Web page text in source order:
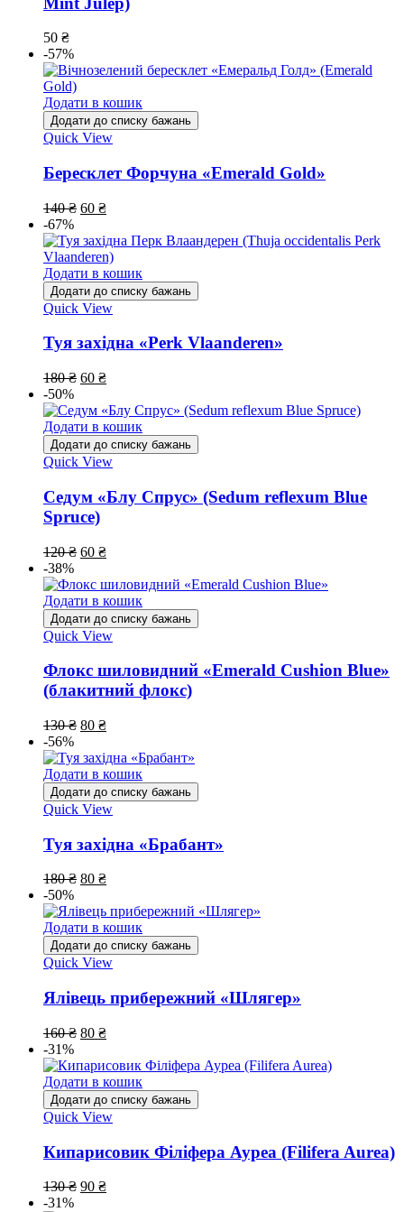
50 ₴
-57%
Додати в кошик
Додати до списку бажань
Quick View
Бересклет Форчуна «Emerald Gold»
140₴ 60 ₴
-67%
Додати в кошик
Додати до списку бажань
Quick View
Туя західна «Perk Vlaanderen»
180₴ 60 ₴
-50%
Додати в кошик
Додати до списку бажань
Quick View
Седум «Блу Спрус» (Sedum reflexum Blue
Spruce)
120₴ 60 ₴
-38%
Додати в кошик
Додати до списку бажань
Quick View
Флокс шиловидний «Emerald Cushion Blue»
(блакитний флокс)
130₴ 80 ₴
-56%
Додати в кошик
Додати до списку бажань
Quick View
Туя західна «Брабант»
180₴ 80 ₴
-50%
Додати в кошик
Додати до списку бажань
Quick View
Ялівець прибережний «Шлягер»
160₴ 80 ₴
-31%
Додати в кошик
Додати до списку бажань
Quick View
Кипарисовик Філіфера Ауреа (Filifera Aurea)
130₴ 90 ₴
-31%